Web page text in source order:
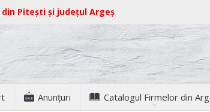
Pitești și județul Argeș
Anunţuri Catalogul Firmelor din